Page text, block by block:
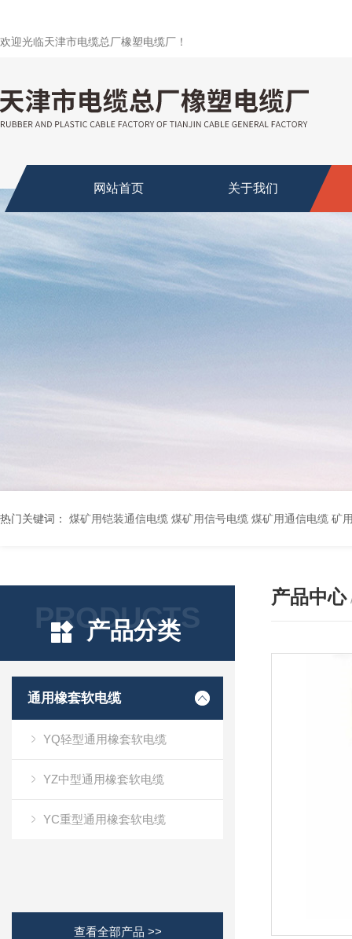
欢迎光临天津市电缆总厂橡塑电缆厂！
网站首页 关于我们
热门关键词： 煤矿用铠装通信电缆 煤矿用信号电缆 煤矿用通信电缆 矿用阻燃通信电缆 矿用监控电缆 矿用通信电缆 橡套软电缆YZ-3*1.5+1 YCW橡胶电缆3*10+1*6 船用橡套软电缆CEFR-3*2.5 煤矿用移动橡套软电缆MY3*4+1*4
PRODUCTS
产品分类
通用橡套软电缆
YQ轻型通用橡套软电缆
YZ中型通用橡套软电缆
YC重型通用橡套软电缆
查看全部产品 >>
产品中心